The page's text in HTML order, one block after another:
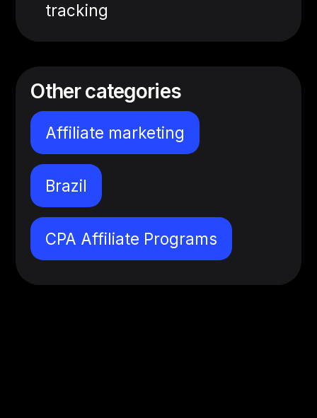
tracking
Other categories
Affiliate marketing
Brazil
CPA Affiliate Programs